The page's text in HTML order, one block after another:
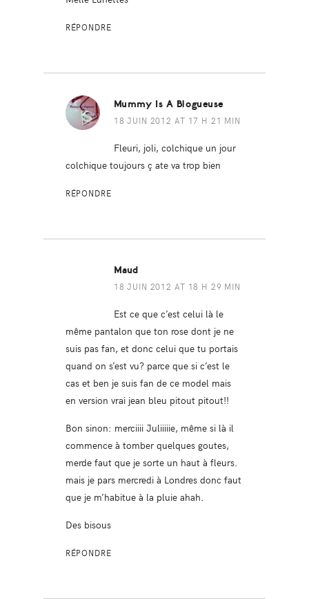
RÉPONDRE
Mummy Is A Blogueuse
18 JUIN 2012 AT 17 H 21 MIN
Fleuri, joli, colchique un jour
colchique toujours ç ate va trop bien
RÉPONDRE
Maud
18 JUIN 2012 AT 18 H 29 MIN
Est ce que c’est celui là le
même pantalon que ton rose dont je ne
suis pas fan, et donc celui que tu portais
quand on s’est vu? parce que si c’est le
cas et ben je suis fan de ce model mais
en version vrai jean bleu pitout pitout!!
Bon sinon: merciiii Juliiiiie, même si là il
commence à tomber quelques goutes,
merde faut que je sorte un haut à fleurs.
mais je pars mercredi à Londres donc faut
que je m’habitue à la pluie ahah.
Des bisous
RÉPONDRE